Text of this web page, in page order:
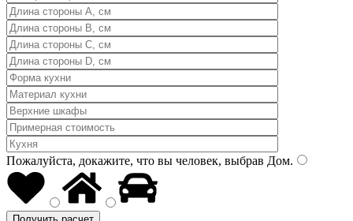
Пожалуйста, докажите, что вы человек, выбрав Дом.